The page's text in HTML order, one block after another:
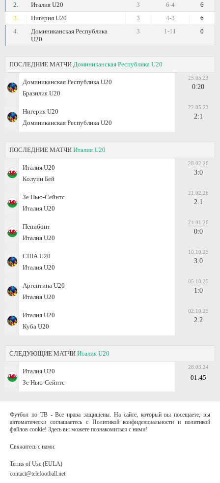
2.
Италия U20 6
6-4
3
3.
Нигерия U20 6
4-3
3
4.
Доминиканская Республика
U20
0
1-11
3
ПОСЛЕДНИЕ МАТЧИ Доминиканская Республика U20
Доминиканская Республика U20
Бразилия U20
25.05.23
0:20
Нигерия U20
Доминиканская Республика U20
22.05.23
2:1
ПОСЛЕДНИЕ МАТЧИ Италия U20
Италия U20
Колуин Бей
28.02.26
3:0
Зе Нью-Сейнтс
Италия U20
21.02.26
2:1
Пенибонт
Италия U20
24.01.26
0:0
США U20
Италия U20
10.10.25
3:0
Аргентина U20
Италия U20
05.10.25
1:0
Италия U20
Куба U20
02.10.25
2:2
СЛЕДУЮЩИЕ МАТЧИ Италия U20
Италия U20
Зе Нью-Сейнтс
28.03.24
01:45
Футбол по ТВ - Все права защищены. На сайте, который вы посещаете, вы
автоматически соглашаетесь с Политикой конфиденциальности и политикой
файлов cookie! Здесь вы можете познакомиться с ними!
Свяжитесь с нами:
Terms of Use (EULA)
contact@telefootball.net